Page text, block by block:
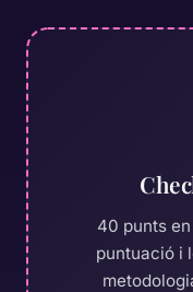
40 punts
puntuació i